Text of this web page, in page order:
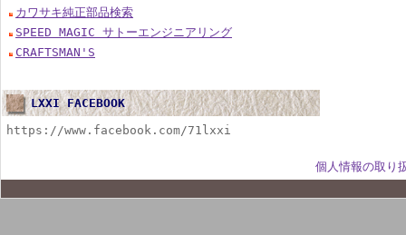
カワサキ純正部品検索
SPEED MAGIC サトーエンジニアリング
CRAFTSMAN'S
LXXI FACEBOOK
https://www.facebook.com/71lxxi
個人情報の取り